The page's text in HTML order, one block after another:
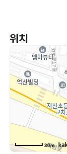
위치
30m